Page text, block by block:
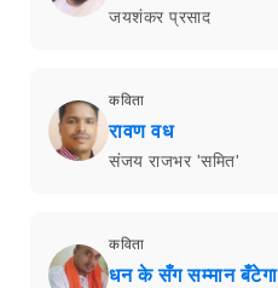
जयशंकर प्रसाद
कविता
रावण वध
संजय राजभर 'समित'
कविता
धन के सँग सम्मान बँटेगा